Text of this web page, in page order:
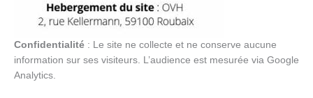
Confidentialité : Le site ne collecte et ne conserve aucune
information sur ses visiteurs. L’audience est mesurée via Google
Analytics.